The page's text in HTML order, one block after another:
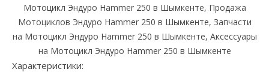
Мотоцикл Эндуро Hammer 250 в Шымкенте, Продажа
Мотоциклов Эндуро Hammer 250 в Шымкенте, Запчасти
на Мотоцикл Эндуро Hammer 250 в Шымкенте, Аксессуары
на Мотоцикл Эндуро Hammer 250 в Шымкенте
Характеристики: